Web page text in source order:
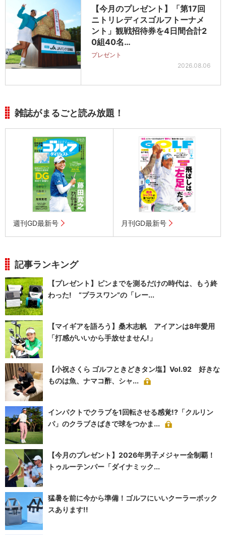
【今月のプレゼント】「第17回
ニトリレディスゴルフトーナメ
ント」観戦招待券を4日間合計2
0組40名…
プレゼント
2026.08.06
雑誌がまるごと読み放題！
週刊GD最新号 月刊GD最新号
記事ランキング
【プレゼント】ピンまでを測るだけの時代は、もう終
わった! “プラスワン”の「レー...
【マイギアを語ろう】桑木志帆 アイアンは8年愛用
「打感がいいから手放せません!」
【小祝さくら ゴルフときどきタン塩】Vol.92 好きな
ものは魚、ナマコ酢、シャ...
インパクトでクラブを1回転させる感覚!?「クルリン
パ」のクラブさばきで球をつかま...
【今月のプレゼント】2026年男子メジャー全制覇！
トゥルーテンパー「ダイナミック...
猛暑を前に今から準備！ゴルフにいいクーラーボック
スあります!!